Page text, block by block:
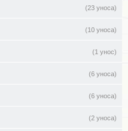
(23 уноса)
(10 уноса)
(1 унос)
(6 уноса)
(6 уноса)
(2 уноса)